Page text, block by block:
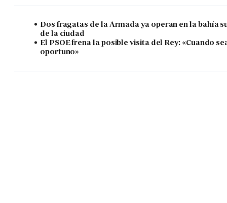
Dos fragatas de la Armada ya operan en la bahía
de la ciudad
El PSOE frena la posible visita del Rey: «Cuando
oportuno»